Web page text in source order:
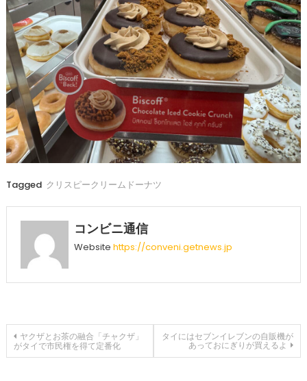
Tagged クリスピークリームドーナツ
コンビニ通信
Website https://conveni.getnews.jp
投ヤクザとお茶の融合「チャクザ」
がタイで市民権を得て定番化
タイにはセブンイレブンの自販機が
あっておにぎりが買えるよ